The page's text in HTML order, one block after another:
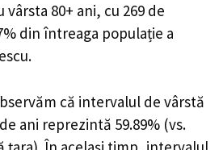
80+ ani, cu 269 de
din întreaga populație a
că intervalul de vârstă
ani reprezintă 59.89% (vs.